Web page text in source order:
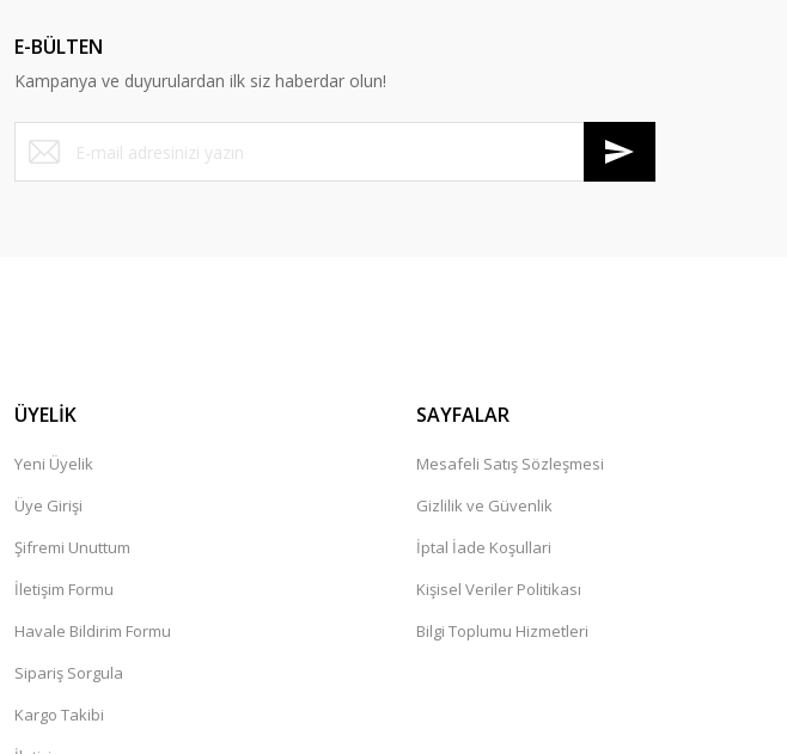
Ürün bilgilerinde hatalar bulunuyor.
Ürün fiyatı diğer sitelerden daha pahalı.
Bu ürüne benzer farklı alternatifler olmalı.
E-BÜLTEN
Kampanya ve duyurulardan ilk siz haberdar olun!
ÜYELİK
Yeni Üyelik
Üye Girişi
Şifremi Unuttum
İletişim Formu
Havale Bildirim Formu
Sipariş Sorgula
Kargo Takibi
SAYFALAR
Mesafeli Satış Sözleşmesi
Gizlilik ve Güvenlik
İptal İade Koşullari
Kişisel Veriler Politikası
Bilgi Toplumu Hizmetleri